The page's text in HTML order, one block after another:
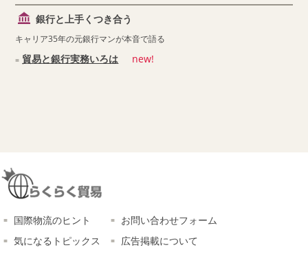
銀行と上手くつき合う
キャリア35年の元銀行マンが本音で語る
貿易と銀行実務いろは new!
国際物流のヒント
気になるトピックス
お問い合わせフォーム
広告掲載について